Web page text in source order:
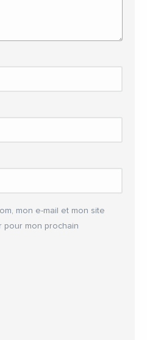
mon e-mail et mon site
pour mon prochain